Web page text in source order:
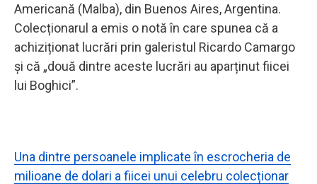
Americană (Malba), din Buenos Aires, Argentina.
Colecționarul a emis o notă în care spunea că a
achiziționat lucrări prin galeristul Ricardo Camargo
și că „două dintre aceste lucrări au aparținut fiicei
lui Boghici”.
Una dintre persoanele implicate în escrocheria de
milioane de dolari a fiicei unui celebru colecționar